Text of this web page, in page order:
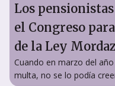
Los
el Congreso
de la Ley
Cuando en marzo del
multa, no se lo podía